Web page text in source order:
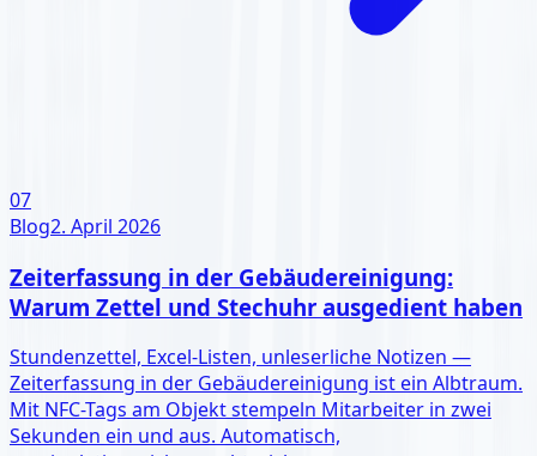
07
Blog2. April 2026
Zeiterfassung in der Gebäudereinigung:
Warum Zettel und Stechuhr ausgedient haben
Stundenzettel, Excel-Listen, unleserliche Notizen —
Zeiterfassung in der Gebäudereinigung ist ein Albtraum.
Mit NFC-Tags am Objekt stempeln Mitarbeiter in zwei
Sekunden ein und aus. Automatisch,